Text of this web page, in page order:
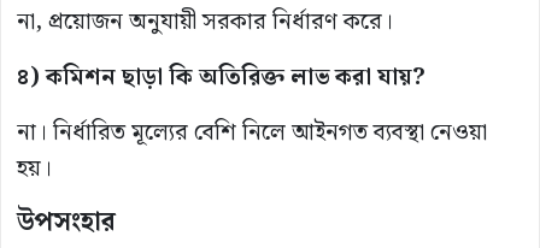
না, প্রয়োজন অনুযায়ী সরকার নির্ধারণ করে।
৪) কমিশন ছাড়া কি অতিরিক্ত লাভ করা যায়?
না। নির্ধারিত মূল্যের বেশি নিলে আইনগত ব্যবস্থা নেওয়া
হয়।
উপসংহার